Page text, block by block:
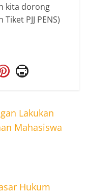
kita dorong
PJJ PENS)
Lakukan
Mahasiswa
Hukum